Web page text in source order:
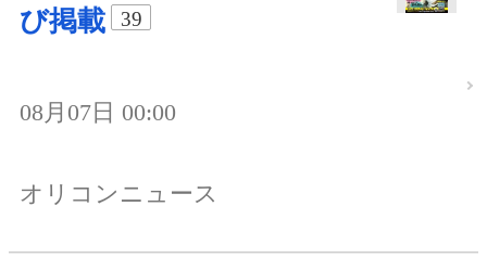
び掲載
39
08月07日 00:00
オリコンニュース